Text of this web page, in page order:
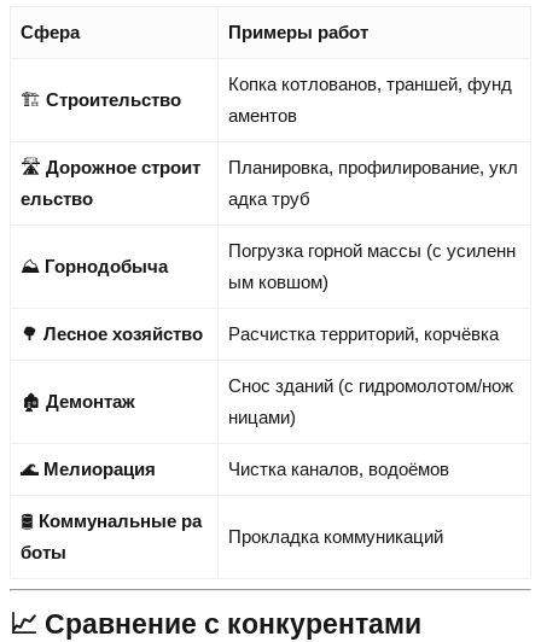
Сфера Примеры работ
🏗️ Строительство
Копка котлованов, траншей, фунд
аментов
🛣️ Дорожное строит
ельство
Планировка, профилирование, укл
адка труб
⛰️ Горнодобыча
Погрузка горной массы (с усиленн
ым ковшом)
🌳 Лесное хозяйство Расчистка территорий, корчёвка
🏚️ Демонтаж
Снос зданий (с гидромолотом/нож
ницами)
🌊 Мелиорация Чистка каналов, водоёмов
🛢️ Коммунальные ра
боты
Прокладка коммуникаций
📈 Сравнение с конкурентами